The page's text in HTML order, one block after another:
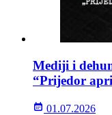
Mediji i
“Prijedor
01.07.2026